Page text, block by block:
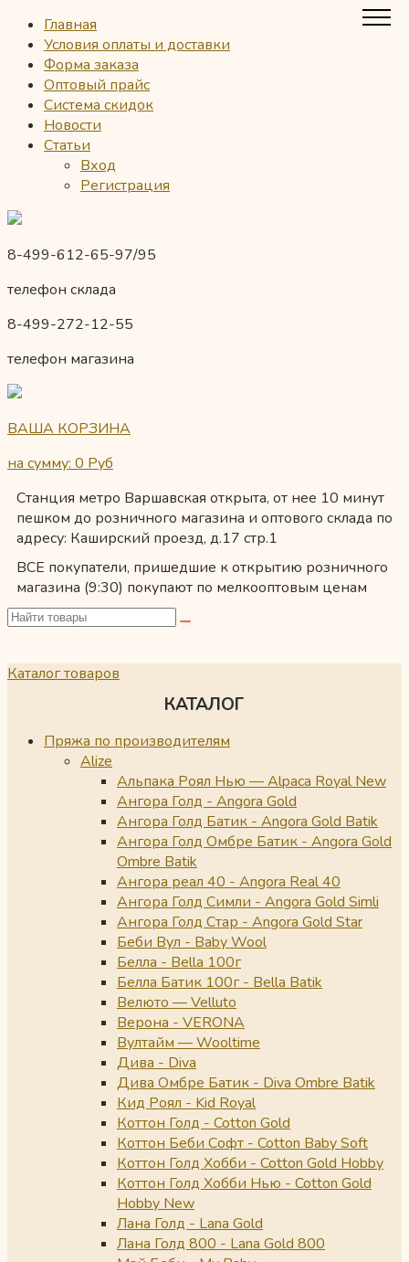
Главная
Условия оплаты и доставки
Форма заказа
Оптовый прайс
Система скидок
Новости
Статьи
Вход
Регистрация
8-499-612-65-97/95
телефон склада
8-499-272-12-55
телефон магазина
ВАША КОРЗИНА
на сумму: 0 Руб
Станция метро Варшавская открыта, от нее 10 минут
пешком до розничного магазина и оптового склада по
адресу: Каширский проезд, д.17 стр.1
ВСЕ покупатели, пришедшие к открытию розничного
магазина (9:30) покупают по мелкооптовым ценам
Каталог товаров
КАТАЛОГ
Пряжа по производителям
Alize
Альпака Роял Нью — Alpaca Royal New
Ангора Голд - Angora Gold
Ангора Голд Батик - Angora Gold Batik
Ангора Голд Омбре Батик - Angora Gold
Ombre Batik
Ангора реал 40 - Angora Real 40
Ангора Голд Симли - Angora Gold Simli
Ангора Голд Стар - Angora Gold Star
Беби Вул - Baby Wool
Белла - Bella 100г
Белла Батик 100г - Bella Batik
Велюто — Velluto
Верона - VERONA
Вултайм — Wooltime
Дива - Diva
Дива Омбре Батик - Diva Ombre Batik
Кид Роял - Kid Royal
Коттон Голд - Cotton Gold
Коттон Беби Софт - Cotton Baby Soft
Коттон Голд Хобби - Cotton Gold Hobby
Коттон Голд Хобби Нью - Cotton Gold
Hobby New
Лана Голд - Lana Gold
Лана Голд 800 - Lana Gold 800